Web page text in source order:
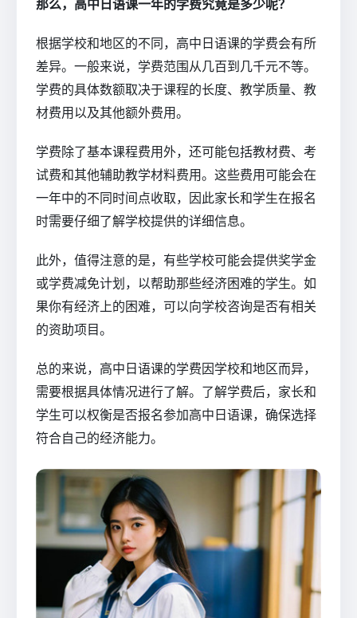
那么，高中日语课一年的学费究竟是多少呢？
根据学校和地区的不同，高中日语课的学费会有所
差异。一般来说，学费范围从几百到几千元不等。
学费的具体数额取决于课程的长度、教学质量、教
材费用以及其他额外费用。
学费除了基本课程费用外，还可能包括教材费、考
试费和其他辅助教学材料费用。这些费用可能会在
一年中的不同时间点收取，因此家长和学生在报名
时需要仔细了解学校提供的详细信息。
此外，值得注意的是，有些学校可能会提供奖学金
或学费减免计划，以帮助那些经济困难的学生。如
果你有经济上的困难，可以向学校咨询是否有相关
的资助项目。
总的来说，高中日语课的学费因学校和地区而异，
需要根据具体情况进行了解。了解学费后，家长和
学生可以权衡是否报名参加高中日语课，确保选择
符合自己的经济能力。